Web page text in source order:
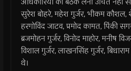
सुरेश बोहरे, महेश गुर्जर, भीकम कौशल,
हरगोविंद जाटव, प्रमोद कामत, पिंकी
ब्रजमोहन गुर्जर, विनोद माहोर, मनीष
विशाल गुर्जर, लाखनसिंह गुर्जर,
थे।